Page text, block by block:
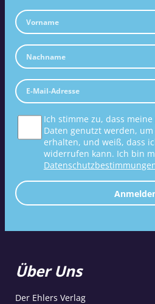
Ich stimme zu, dass
Daten genutzt werden,
erhalten, und weiß, dass
widerrufen kann. Ich bin
Über Uns
Der Ehlers Verlag